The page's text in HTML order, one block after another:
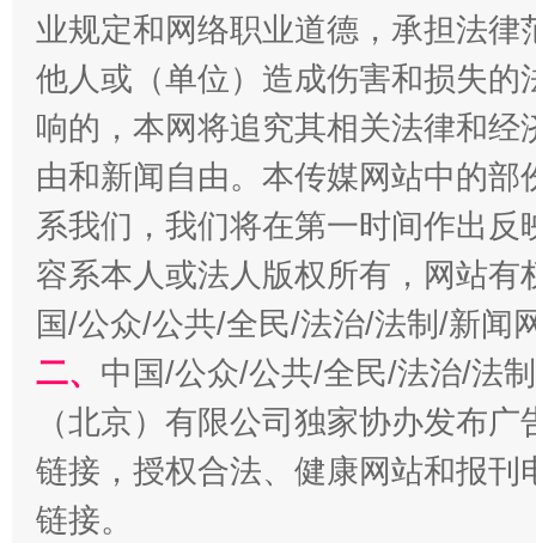
揭批美国五大"原罪" "
解纷+调解+退费，一次搞定
业规定和网络职业道德，承担法
他人或（单位）造成伤害和损失
响的，本网将追究其相关法律和
由和新闻自由。本传媒网站中的
系我们，我们将在第一时间作出
容系本人或法人版权所有，网站
国/公众/公共/全民/法治/法制/新闻
二、 中国/公众/公共/全民/法治/法
（北京）有限公司独家协办发布
链接，授权合法、健康网站和报
链接。